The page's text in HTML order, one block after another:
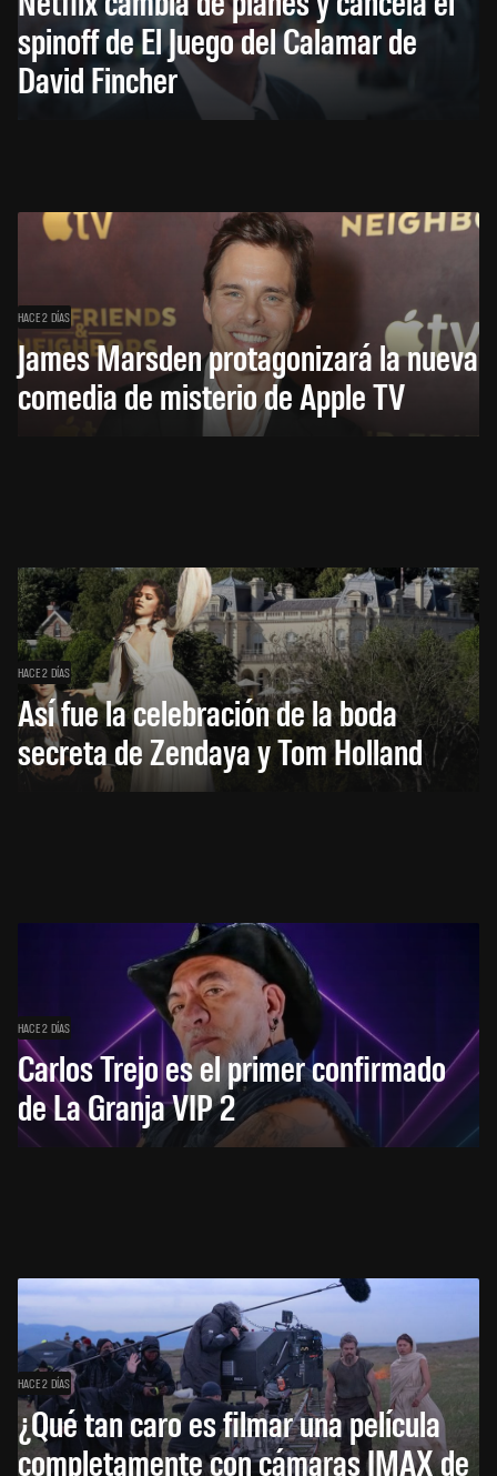
spinoff de El Juego del Calamar de
David Fincher
HACE 2 DÍAS
James Marsden protagonizará la nueva
comedia de misterio de Apple TV
HACE 2 DÍAS
Así fue la celebración de la boda
secreta de Zendaya y Tom Holland
HACE 2 DÍAS
Carlos Trejo es el primer confirmado
de La Granja VIP 2
HACE 2 DÍAS
¿Qué tan caro es filmar una película
completamente con cámaras IMAX de